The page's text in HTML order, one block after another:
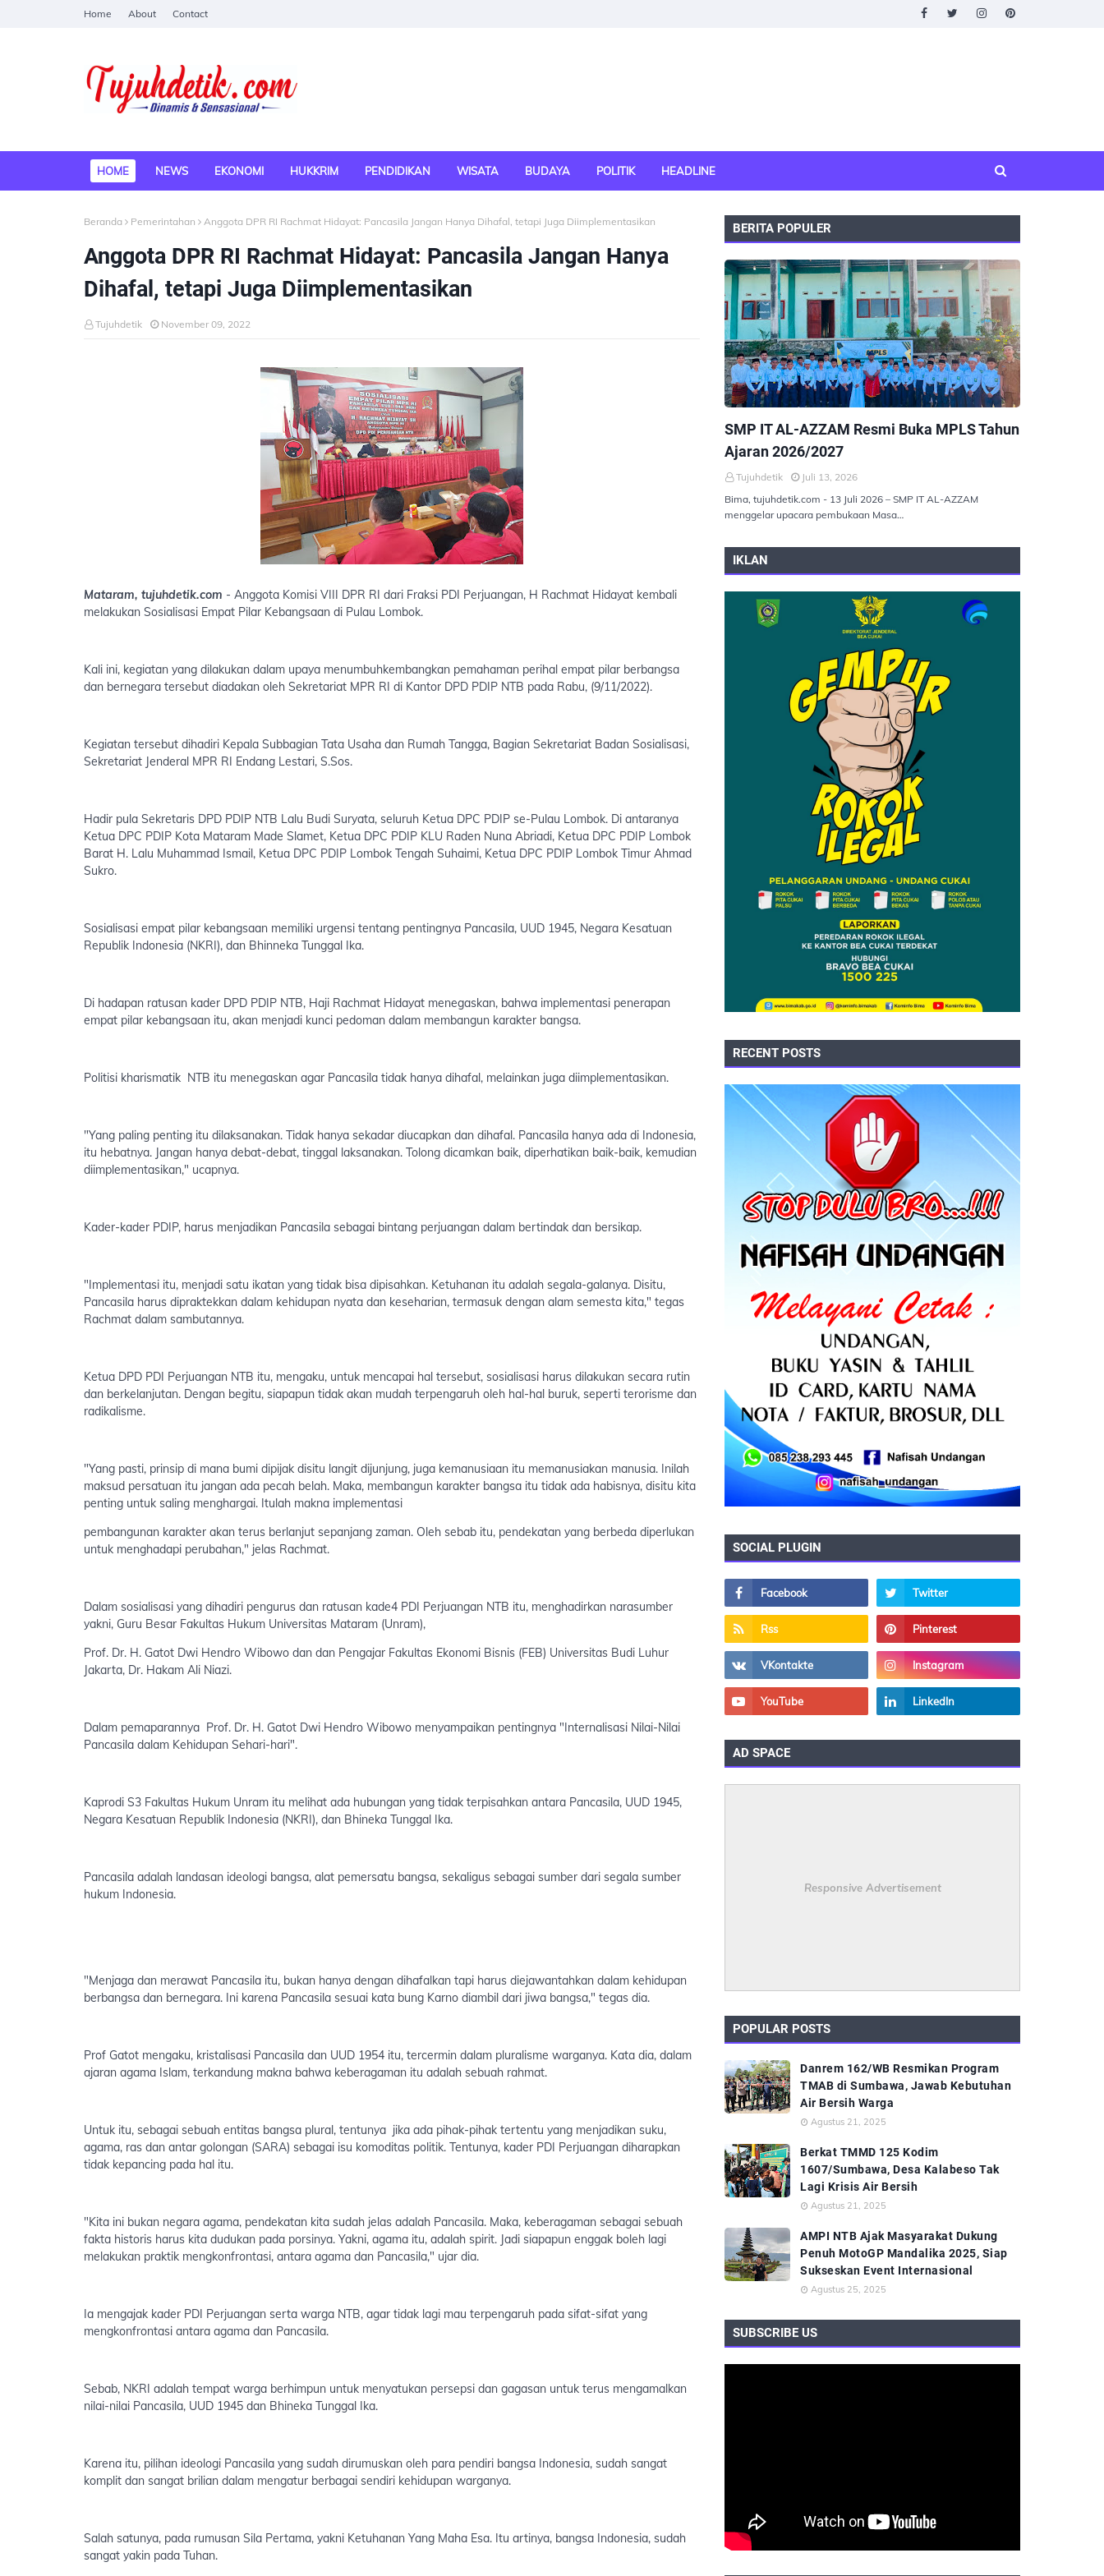
Home About Contact
HOME NEWS EKONOMI HUKKRIM PENDIDIKAN WISATA BUDAYA POLITIK HEADLINE
Beranda Pemerintahan Anggota DPR RI Rachmat Hidayat: Pancasila Jangan Hanya Dihafal, tetapi Juga Diimplementasikan
Anggota DPR RI Rachmat Hidayat: Pancasila Jangan Hanya
Dihafal, tetapi Juga Diimplementasikan
Tujuhdetik November 09, 2022
Mataram, tujuhdetik.com - Anggota Komisi VIII DPR RI dari Fraksi PDI Perjuangan, H Rachmat Hidayat kembali
melakukan Sosialisasi Empat Pilar Kebangsaan di Pulau Lombok.
Kali ini, kegiatan yang dilakukan dalam upaya menumbuhkembangkan pemahaman perihal empat pilar berbangsa
dan bernegara tersebut diadakan oleh Sekretariat MPR RI di Kantor DPD PDIP NTB pada Rabu, (9/11/2022).
Kegiatan tersebut dihadiri Kepala Subbagian Tata Usaha dan Rumah Tangga, Bagian Sekretariat Badan Sosialisasi,
Sekretariat Jenderal MPR RI Endang Lestari, S.Sos.
Hadir pula Sekretaris DPD PDIP NTB Lalu Budi Suryata, seluruh Ketua DPC PDIP se-Pulau Lombok. Di antaranya
Ketua DPC PDIP Kota Mataram Made Slamet, Ketua DPC PDIP KLU Raden Nuna Abriadi, Ketua DPC PDIP Lombok
Barat H. Lalu Muhammad Ismail, Ketua DPC PDIP Lombok Tengah Suhaimi, Ketua DPC PDIP Lombok Timur Ahmad
Sukro.
Sosialisasi empat pilar kebangsaan memiliki urgensi tentang pentingnya Pancasila, UUD 1945, Negara Kesatuan
Republik Indonesia (NKRI), dan Bhinneka Tunggal Ika.
Di hadapan ratusan kader DPD PDIP NTB, Haji Rachmat Hidayat menegaskan, bahwa implementasi penerapan
empat pilar kebangsaan itu, akan menjadi kunci pedoman dalam membangun karakter bangsa.
Politisi kharismatik NTB itu menegaskan agar Pancasila tidak hanya dihafal, melainkan juga diimplementasikan.
"Yang paling penting itu dilaksanakan. Tidak hanya sekadar diucapkan dan dihafal. Pancasila hanya ada di Indonesia,
itu hebatnya. Jangan hanya debat-debat, tinggal laksanakan. Tolong dicamkan baik, diperhatikan baik-baik, kemudian
diimplementasikan," ucapnya.
Kader-kader PDIP, harus menjadikan Pancasila sebagai bintang perjuangan dalam bertindak dan bersikap.
"Implementasi itu, menjadi satu ikatan yang tidak bisa dipisahkan. Ketuhanan itu adalah segala-galanya. Disitu,
Pancasila harus dipraktekkan dalam kehidupan nyata dan keseharian, termasuk dengan alam semesta kita," tegas
Rachmat dalam sambutannya.
Ketua DPD PDI Perjuangan NTB itu, mengaku, untuk mencapai hal tersebut, sosialisasi harus dilakukan secara rutin
dan berkelanjutan. Dengan begitu, siapapun tidak akan mudah terpengaruh oleh hal-hal buruk, seperti terorisme dan
radikalisme.
"Yang pasti, prinsip di mana bumi dipijak disitu langit dijunjung, juga kemanusiaan itu memanusiakan manusia. Inilah
maksud persatuan itu jangan ada pecah belah. Maka, membangun karakter bangsa itu tidak ada habisnya, disitu kita
penting untuk saling menghargai. Itulah makna implementasi
pembangunan karakter akan terus berlanjut sepanjang zaman. Oleh sebab itu, pendekatan yang berbeda diperlukan
untuk menghadapi perubahan," jelas Rachmat.
Dalam sosialisasi yang dihadiri pengurus dan ratusan kade4 PDI Perjuangan NTB itu, menghadirkan narasumber
yakni, Guru Besar Fakultas Hukum Universitas Mataram (Unram),
Prof. Dr. H. Gatot Dwi Hendro Wibowo dan dan Pengajar Fakultas Ekonomi Bisnis (FEB) Universitas Budi Luhur
Jakarta, Dr. Hakam Ali Niazi.
Dalam pemaparannya Prof. Dr. H. Gatot Dwi Hendro Wibowo menyampaikan pentingnya "Internalisasi Nilai-Nilai
Pancasila dalam Kehidupan Sehari-hari".
Kaprodi S3 Fakultas Hukum Unram itu melihat ada hubungan yang tidak terpisahkan antara Pancasila, UUD 1945,
Negara Kesatuan Republik Indonesia (NKRI), dan Bhineka Tunggal Ika.
Pancasila adalah landasan ideologi bangsa, alat pemersatu bangsa, sekaligus sebagai sumber dari segala sumber
hukum Indonesia.
"Menjaga dan merawat Pancasila itu, bukan hanya dengan dihafalkan tapi harus diejawantahkan dalam kehidupan
berbangsa dan bernegara. Ini karena Pancasila sesuai kata bung Karno diambil dari jiwa bangsa," tegas dia.
Prof Gatot mengaku, kristalisasi Pancasila dan UUD 1954 itu, tercermin dalam pluralisme warganya. Kata dia, dalam
ajaran agama Islam, terkandung makna bahwa keberagaman itu adalah sebuah rahmat.
Untuk itu, sebagai sebuah entitas bangsa plural, tentunya jika ada pihak-pihak tertentu yang menjadikan suku,
agama, ras dan antar golongan (SARA) sebagai isu komoditas politik. Tentunya, kader PDI Perjuangan diharapkan
tidak kepancing pada hal itu.
"Kita ini bukan negara agama, pendekatan kita sudah jelas adalah Pancasila. Maka, keberagaman sebagai sebuah
fakta historis harus kita dudukan pada porsinya. Yakni, agama itu, adalah spirit. Jadi siapapun enggak boleh lagi
melakukan praktik mengkonfrontasi, antara agama dan Pancasila," ujar dia.
Ia mengajak kader PDI Perjuangan serta warga NTB, agar tidak lagi mau terpengaruh pada sifat-sifat yang
mengkonfrontasi antara agama dan Pancasila.
Sebab, NKRI adalah tempat warga berhimpun untuk menyatukan persepsi dan gagasan untuk terus mengamalkan
nilai-nilai Pancasila, UUD 1945 dan Bhineka Tunggal Ika.
Karena itu, pilihan ideologi Pancasila yang sudah dirumuskan oleh para pendiri bangsa Indonesia, sudah sangat
komplit dan sangat brilian dalam mengatur berbagai sendiri kehidupan warganya.
Salah satunya, pada rumusan Sila Pertama, yakni Ketuhanan Yang Maha Esa. Itu artinya, bangsa Indonesia, sudah
sangat yakin pada Tuhan.
BERITA POPULER
SMP IT AL-AZZAM Resmi Buka MPLS Tahun
Ajaran 2026/2027
Tujuhdetik
Juli 13, 2026
Bima, tujuhdetik.com - 13 Juli 2026 – SMP IT AL-AZZAM
menggelar upacara pembukaan Masa…
IKLAN
RECENT POSTS
SOCIAL PLUGIN
AD SPACE
Responsive Advertisement
POPULAR POSTS
Danrem 162/WB Resmikan Program
TMAB di Sumbawa, Jawab Kebutuhan
Air Bersih Warga
Agustus 21, 2025
Berkat TMMD 125 Kodim
1607/Sumbawa, Desa Kalabeso Tak
Lagi Krisis Air Bersih
Agustus 21, 2025
AMPI NTB Ajak Masyarakat Dukung
Penuh MotoGP Mandalika 2025, Siap
Sukseskan Event Internasional
Agustus 25, 2025
SUBSCRIBE US